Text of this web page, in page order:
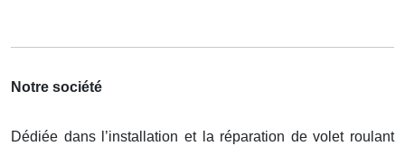
Notre société
Dédiée dans l’installation et la réparation de volet roulant